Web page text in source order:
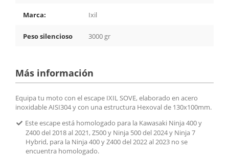
Marca: Ixil
Peso silencioso 3000 gr
Más información
Equipa tu moto con el escape IXIL SOVE, elaborado en acero
inoxidable AISI304 y con una estructura Hexoval de 130x100mm.
Este escape está homologado para la Kawasaki Ninja 400 y
Z400 del 2018 al 2021, Z500 y Ninja 500 del 2024 y Ninja 7
Hybrid, para la Ninja 400 y Z400 del 2022 al 2023 no se
encuentra homologado.